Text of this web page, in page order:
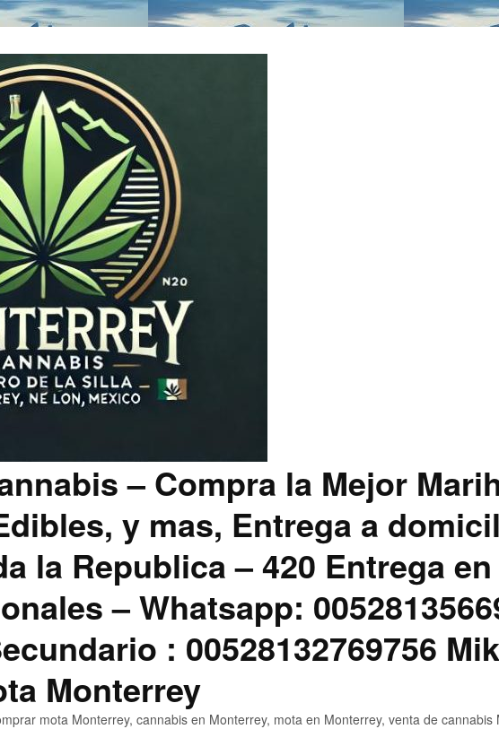
– Compra la Mejor
y mas, Entrega a
la Republica – 420 Entrega
– Whatsapp:
: 00528132769756
Monterrey
mota Monterrey, cannabis en Monterrey, mota en Monterrey, venta de